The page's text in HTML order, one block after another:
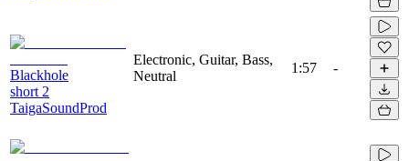
Blackhole
short 2
TaigaSoundProd
Electronic, Guitar, Bass,
Neutral
1:57 -